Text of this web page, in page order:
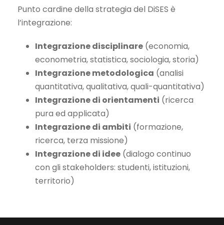
Punto cardine della strategia del DiSES è
l’integrazione:
Integrazione disciplinare (economia,
econometria, statistica, sociologia, storia)
Integrazione metodologica (analisi
quantitativa, qualitativa, quali-quantitativa)
Integrazione di orientamenti (ricerca
pura ed applicata)
Integrazione di ambiti (formazione,
ricerca, terza missione)
Integrazione di idee (dialogo continuo
con gli stakeholders: studenti, istituzioni,
territorio)